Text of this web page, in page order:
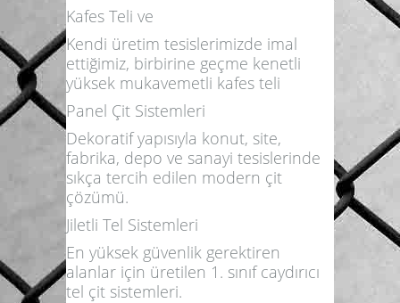
Kafes Teli ve
Kendi üretim tesislerimizde imal
ettiğimiz, birbirine geçme kenetli
yüksek mukavemetli kafes teli
Panel Çit Sistemleri
Dekoratif yapısıyla konut, site,
fabrika, depo ve sanayi tesislerinde
sıkça tercih edilen modern çit
çözümü.
Jiletli Tel Sistemleri
En yüksek güvenlik gerektiren
alanlar için üretilen 1. sınıf caydırıcı
tel çit sistemleri.